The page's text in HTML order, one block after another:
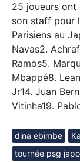
25 joueurs ont
son staff pour
Parisiens au
Navas2.
Ramos5.
Mbappé8.
Jr14. Juan
Vitinha19.
dina ebimbe
tournée psg